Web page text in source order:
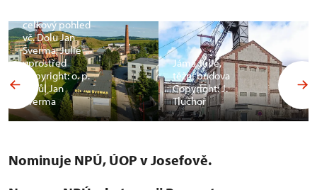
celkový pohled
vč. Dolu Jan
Šverma, Julie
uprostřed
Copyright: o. p.
s. Důl Jan
Šverma
Jáma Julie,
těžní budova
Copyright: J.
Tlučhoř
Nominuje NPÚ, ÚOP v Josefově.